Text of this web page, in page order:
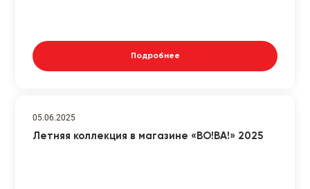
Подробнее
05.06.2025
Летняя коллекция в магазине «ВО!ВА!» 2025